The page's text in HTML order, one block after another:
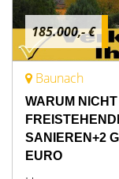
185.000,- €
Baunach
WARUM
SANIEREN+2
EURO